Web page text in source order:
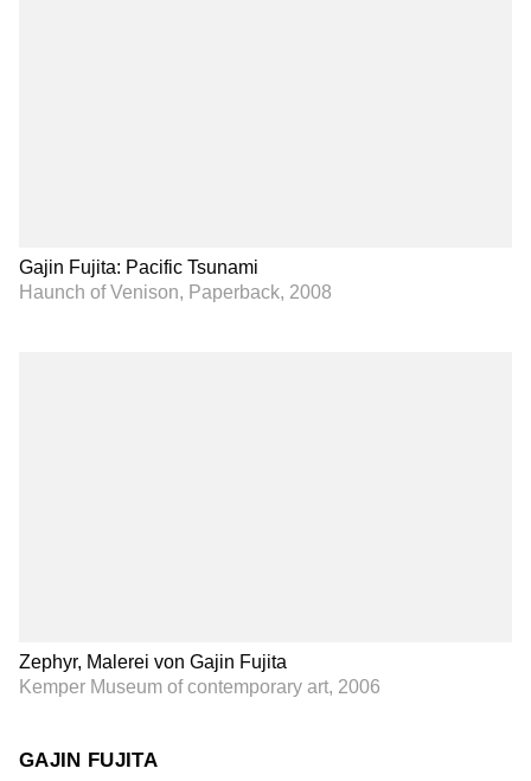
Gajin Fujita: Pacific Tsunami
Haunch of Venison, Paperback, 2008
Zephyr, Malerei von Gajin Fujita
Kemper Museum of contemporary art, 2006
GAJIN FUJITA